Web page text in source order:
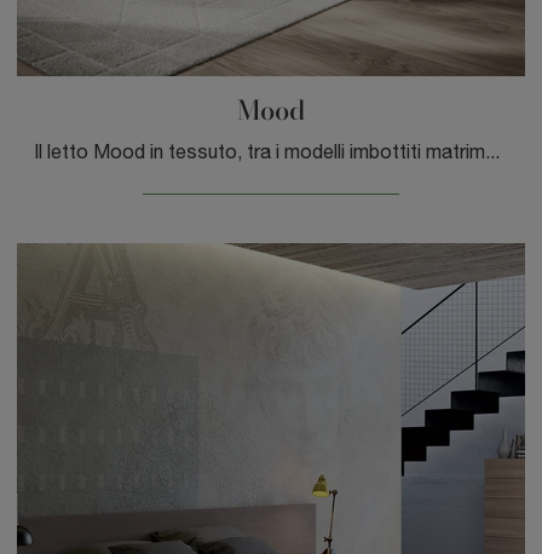
Mood
Il letto Mood in tessuto, tra i modelli imbottiti matrimoniali moderni di Spagnol Mobili, è perfetto per assicurarti il relax totale.